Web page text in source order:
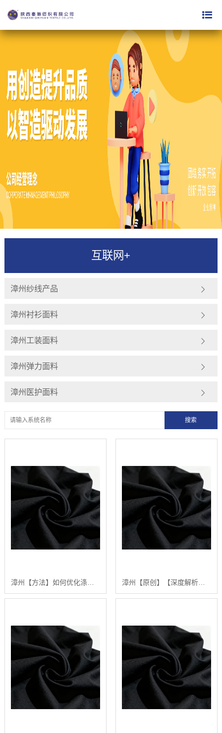
互联网+
漳州纱线产品
漳州衬衫面料
漳州工装面料
漳州弹力面料
漳州医护面料
漳州【方法】如何优化涤棉面料的生产流程：陕西秦塬纺织的实践指南【哪家好?】 漳州【原创】【深度解析】2024年涤棉面料品质排行榜与选购指南【什么意思?】